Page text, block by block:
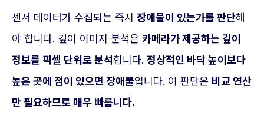
센서 데이터가 수집되는 즉시 장애물이 있는가를 판단해
야 합니다. 깊이 이미지 분석은 카메라가 제공하는 깊이
정보를 픽셀 단위로 분석합니다. 정상적인 바닥 높이보다
높은 곳에 점이 있으면 장애물입니다. 이 판단은 비교 연산
만 필요하므로 매우 빠릅니다.